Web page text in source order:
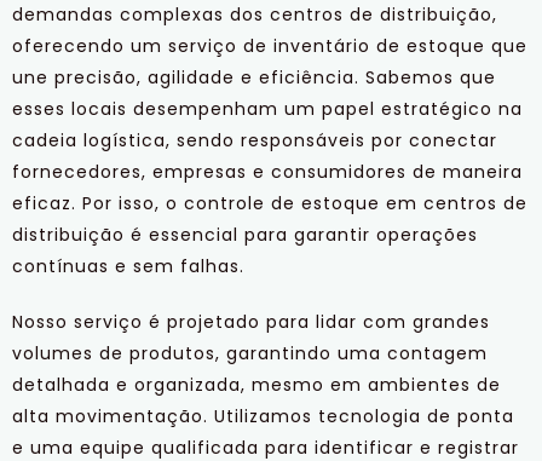
demandas complexas dos centros de distribuição,
oferecendo um serviço de inventário de estoque que
une precisão, agilidade e eficiência. Sabemos que
esses locais desempenham um papel estratégico na
cadeia logística, sendo responsáveis por conectar
fornecedores, empresas e consumidores de maneira
eficaz. Por isso, o controle de estoque em centros de
distribuição é essencial para garantir operações
contínuas e sem falhas.
Nosso serviço é projetado para lidar com grandes
volumes de produtos, garantindo uma contagem
detalhada e organizada, mesmo em ambientes de
alta movimentação. Utilizamos tecnologia de ponta
e uma equipe qualificada para identificar e registrar